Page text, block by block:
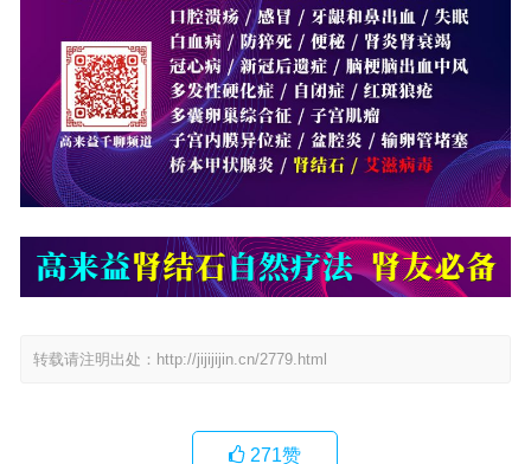
转载请注明出处： http://jijijijin.cn/2779.html
271赞